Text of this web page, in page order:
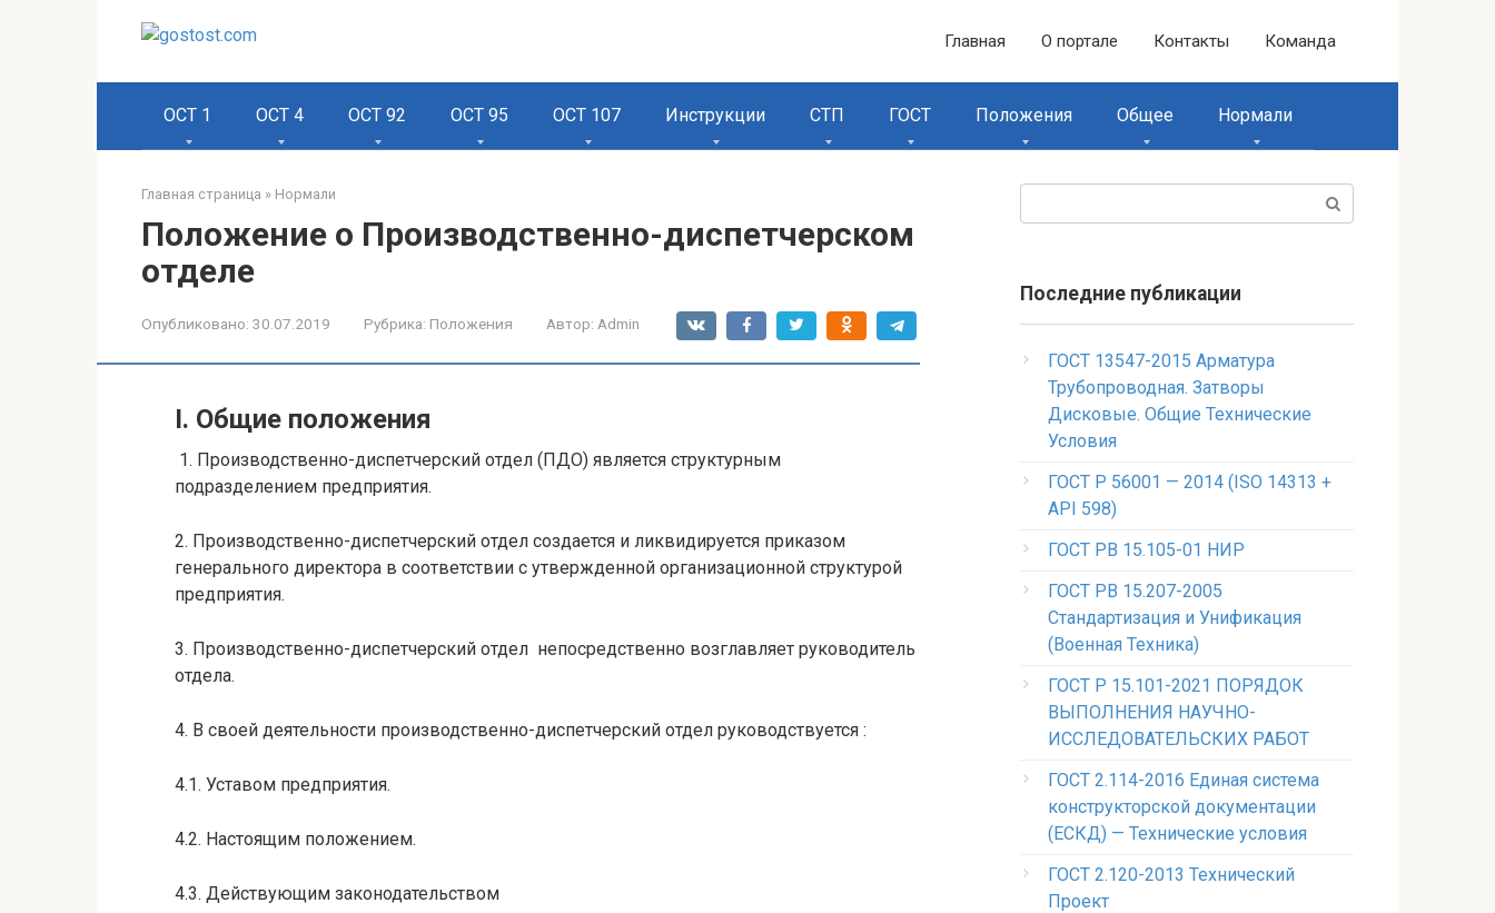
Главная О портале Контакты Команда
ОСТ 1 ОСТ 4 ОСТ 92 ОСТ 95 ОСТ 107 Инструкции СТП ГОСТ Положения Общее Нормали
Главная страница » Нормали
Положение о Производственно-диспетчерском
отделе
Опубликовано: 30.07.2019 Рубрика: Положения Автор: Admin
I. Общие положения
1. Производственно-диспетчерский отдел (ПДО) является структурным
подразделением предприятия.
2. Производственно-диспетчерский отдел создается и ликвидируется приказом
генерального директора в соответствии с утвержденной организационной структурой
предприятия.
3. Производственно-диспетчерский отдел непосредственно возглавляет руководитель
отдела.
4. В своей деятельности производственно-диспетчерский отдел руководствуется :
4.1. Уставом предприятия.
4.2. Настоящим положением.
4.3. Действующим законодательством
Последние публикации
ГОСТ 13547-2015 Арматура
Трубопроводная. Затворы
Дисковые. Общие Технические
Условия
ГОСТ Р 56001 — 2014 (ISO 14313 +
API 598)
ГОСТ РВ 15.105-01 НИР
ГОСТ РВ 15.207-2005
Стандартизация и Унификация
(Военная Техника)
ГОСТ Р 15.101-2021 ПОРЯДОК
ВЫПОЛНЕНИЯ НАУЧНО-
ИССЛЕДОВАТЕЛЬСКИХ РАБОТ
ГОСТ 2.114-2016 Единая система
конструкторской документации
(ЕСКД) — Технические условия
ГОСТ 2.120-2013 Технический
Проект